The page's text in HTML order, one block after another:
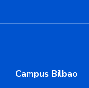
Campus Bilbao